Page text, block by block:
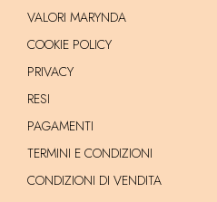
VALORI MARYNDA
COOKIE POLICY
PRIVACY
RESI
PAGAMENTI
TERMINI E CONDIZIONI
CONDIZIONI DI VENDITA